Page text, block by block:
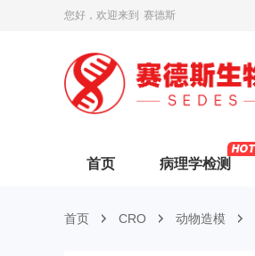
您好，欢迎来到 赛德斯
首页 病理学检测
首页 CRO 动物造模